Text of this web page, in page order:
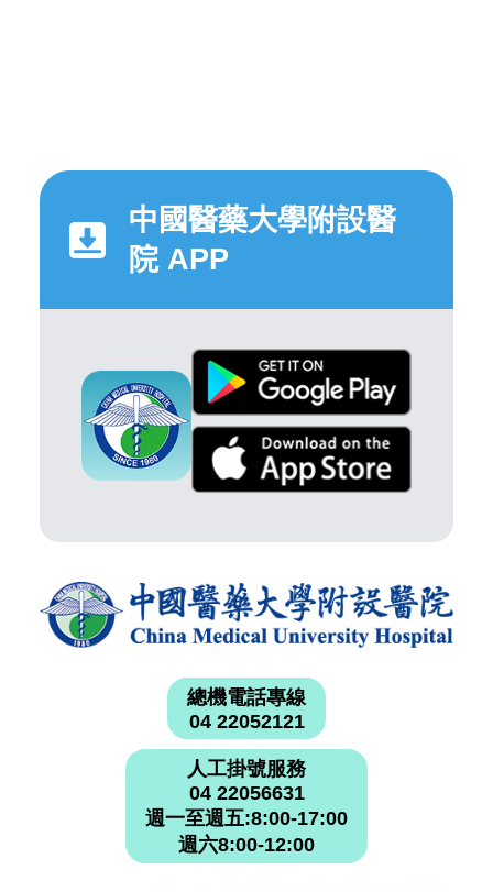
中國醫藥大學附設醫
院 APP
總機電話專線
04 22052121
人工掛號服務
04 22056631
週一至週五:8:00-17:00
週六8:00-12:00